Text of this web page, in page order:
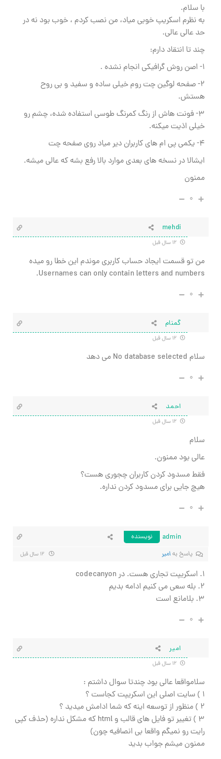
با سلام.
به نظرم اسکریپ خوبی میاد، من نصب کردم ، خوب بود نه در
حد عالی عالی.
چند تا انتقاد دارم:
۱- اصن روش گرافیکی انجام نشده .
۲- صفحه لوگین چت روم خیلی ساده و سفید و بی روح
هستش.
۳- فونت هاش از رنگ کمرنگ طوسی استفاده شده، چشم رو
خیلی اذیت میکنه.
۴- یکمی پی ام های کاربران دیر میاد روی صفحه چت
ایشالا در نسخه های بعدی موارد بالا رفع بشه که عالی میشه.
ممنون
۰
mehdi
من تو قسمت ایجاد حساب کاربری موندم این خطا رو میده
Usernames can only contain letters and numbers.
۰
گمنام
سلام No database selected می دهد
۰
احمد
سلام
عالی بود ممنون.
فقط مسدود کردن کاربران چجوری هست؟
هیچ جایی برای مسدود کردن نداره.
۰
admin
نویسنده
پاسخ بهامیر
1. اسکریپت تجاری هست. در codecanyon
۲. بله سعی می کنیم ادامه بدیم
۳. بلامانع است
۰
امیر
سلامواقعا عالی بود چندتا سوال داشتم :
۱ ) سایت اصلی این اسکریپت کجاست ؟
۲ ) منظور از توسعه اینه که شما ادامش میدید ؟
3 ) تغییر تو فایل های قالب و html که مشکل نداره (حذف کپی
رایت رو نمیگم واقعا بی انصافیه چون)
ممنون میشم جواب بدید